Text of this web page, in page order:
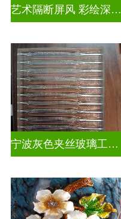
艺术隔断屏风 彩绘深雕浮雕玻璃
宁波灰色夹丝玻璃工厂招聘